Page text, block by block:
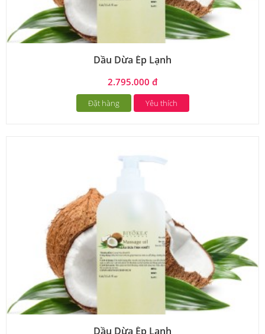
Dầu Dừa Ép Lạnh
2.795.000 đ
Đặt hàng Yêu thích
Dầu Dừa Ép Lạnh